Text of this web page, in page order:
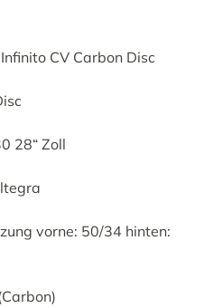
CV Carbon Disc
28“ Zoll
vorne: 50/34 hinten: